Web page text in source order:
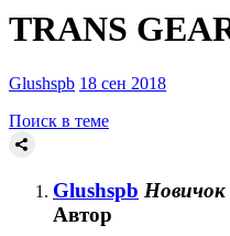
TRANS
Glushspb 18 сен 2018
Поиск в теме
Glushspb Новичок
Автор